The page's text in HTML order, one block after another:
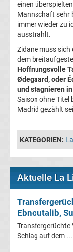
Transfergerüchte
England
Transfergerüchte
Italien
Transfergerüchte
Spanien
Top-
Aktuell
Bundesliga
Tabelle
Bundesliga
einen
Mannschaft sehr
immer wieder zu
ausstrahlt.
Zidane muss sich
dem
Hoffnungsvolle
Ødegaard, oder
und stagnieren
Saison ohne Titel
Madrid gezählt
KATEGORIEN:
Aktuelle La
Ebnoutalib,
Transfergerüchte
Schlag auf dem ...